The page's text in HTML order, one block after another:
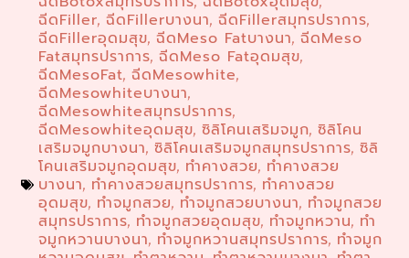
ฉีดFiller,ฉีดFillerบางนา,ฉีดFillerสมุทรปราการ,
ฉีดFillerอุดมสุข,ฉีดMeso Fatบางนา,ฉีดMeso
Fatสมุทรปราการ,ฉีดMeso Fatอุดมสุข,
ฉีดMesoFat,ฉีดMesowhite,
ฉีดMesowhiteบางนา,
ฉีดMesowhiteสมุทรปราการ,
ฉีดMesowhiteอุดมสุข,ซิลิโคนเสริมจมูก,ซิลิโคน
เสริมจมูกบางนา,ซิลิโคนเสริมจมูกสมุทรปราการ,ซิลิ
โคนเสริมจมูกอุดมสุข, ทำคางสวย, ทำคางสวย
บางนา, ทำคางสวยสมุทรปราการ, ทำคางสวย
อุดมสุข, ทำจมูกสวย, ทำจมูกสวยบางนา, ทำจมูกสวย
สมุทรปราการ, ทำจมูกสวยอุดมสุข, ทำจมูกหวาน, ทำ
จมูกหวานบางนา, ทำจมูกหวานสมุทรปราการ, ทำจมูก